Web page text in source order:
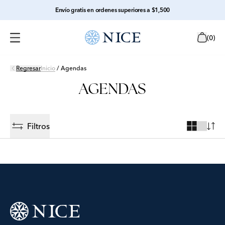
Envío gratis en ordenes superiores a $1,500
(0)
RegresarInicio / Agendas
AGENDAS
Filtros